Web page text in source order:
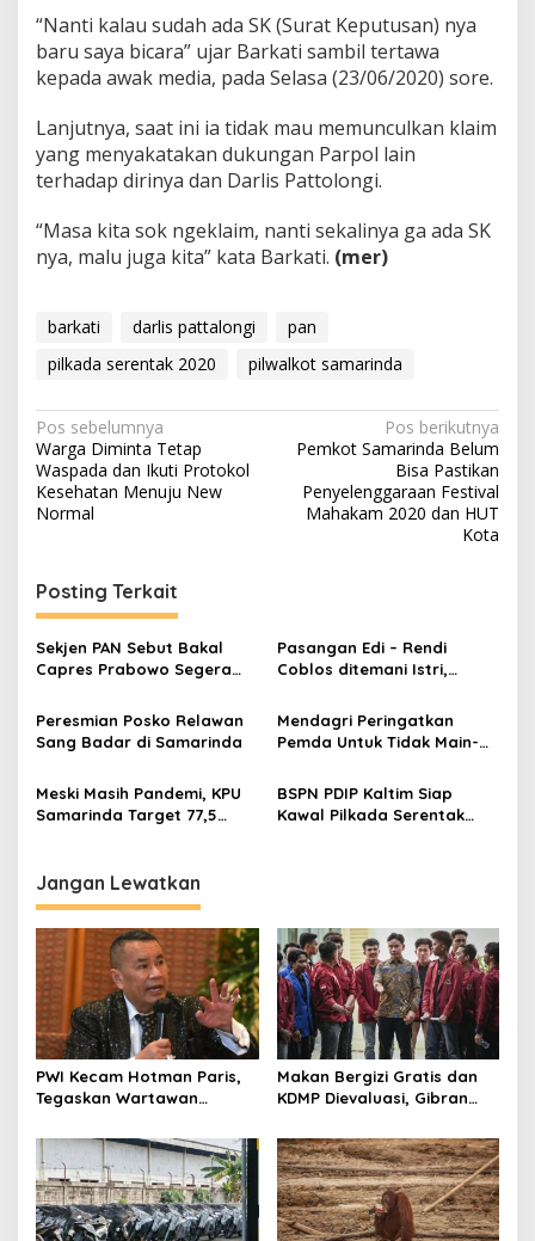
“Nanti kalau sudah ada SK (Surat Keputusan) nya
baru saya bicara” ujar Barkati sambil tertawa
kepada awak media, pada Selasa (23/06/2020) sore.
Lanjutnya, saat ini ia tidak mau memunculkan klaim
yang menyakatakan dukungan Parpol lain
terhadap dirinya dan Darlis Pattolongi.
“Masa kita sok ngeklaim, nanti sekalinya ga ada SK
nya, malu juga kita” kata Barkati. (mer)
barkati darlis pattalongi
pan
pilkada serentak 2020
pilwalkot samarinda
Navigasi
pos
Pos sebelumnya
Warga Diminta Tetap
Waspada dan Ikuti Protokol
Kesehatan Menuju New
Normal
Pos berikutnya
Pemkot Samarinda Belum
Bisa Pastikan
Penyelenggaraan Festival
Mahakam 2020 dan HUT
Kota
Posting Terkait
Sekjen PAN Sebut Bakal
Capres Prabowo Segera
Pasangan Edi – Rendi
Coblos ditemani Istri,
Peresmian Posko Relawan
Sang Badar di Samarinda
Mendagri Peringatkan
Pemda Untuk Tidak Main-
Meski Masih Pandemi, KPU
Samarinda Target 77,5
BSPN PDIP Kaltim Siap
Kawal Pilkada Serentak
Jangan Lewatkan
PWI Kecam Hotman Paris,
Tegaskan Wartawan
Makan Bergizi Gratis dan
KDMP Dievaluasi, Gibran
Diperbaiki